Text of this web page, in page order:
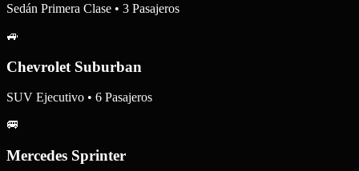
Sedán Primera Clase • 3 Pasajeros
🚙
Chevrolet Suburban
SUV Ejecutivo • 6 Pasajeros
🚐
Mercedes Sprinter